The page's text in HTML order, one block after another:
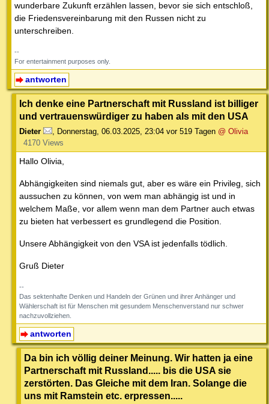
wunderbare Zukunft erzählen lassen, bevor sie sich entschloß,
die Friedensvereinbarung mit den Russen nicht zu
unterschreiben.
--
For entertainment purposes only.
antworten
Ich denke eine Partnerschaft mit Russland ist billiger
und vertrauenswürdiger zu haben als mit den USA
Dieter Donnerstag, 06.03.2025, 23:04 vor 519 Tagen @ Olivia
4170 Views
Hallo Olivia,
Abhängigkeiten sind niemals gut, aber es wäre ein Privileg, sich
aussuchen zu können, von wem man abhängig ist und in
welchem Maße, vor allem wenn man dem Partner auch etwas
zu bieten hat verbessert es grundlegend die Position.
Unsere Abhängigkeit von den VSA ist jedenfalls tödlich.
Gruß Dieter
--
Das sektenhafte Denken und Handeln der Grünen und ihrer Anhänger und
Wählerschaft ist für Menschen mit gesundem Menschenverstand nur schwer
nachzuvollziehen.
antworten
Da bin ich völlig deiner Meinung. Wir hatten ja eine
Partnerschaft mit Russland..... bis die USA sie
zerstörten. Das Gleiche mit dem Iran. Solange die
uns mit Ramstein etc. erpressen.....